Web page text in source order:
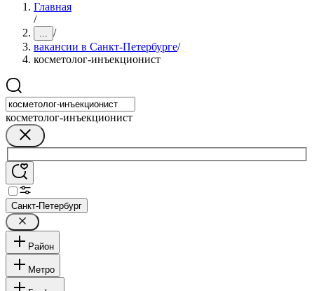
Главная
/
... /
вакансии в Санкт-Петербурге/
косметолог-инъекционист
косметолог-инъекционист
Санкт-Петербург
Район
Метро